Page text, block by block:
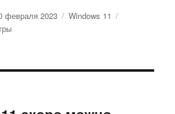
февраля 2023 Рубрики
Windows 11